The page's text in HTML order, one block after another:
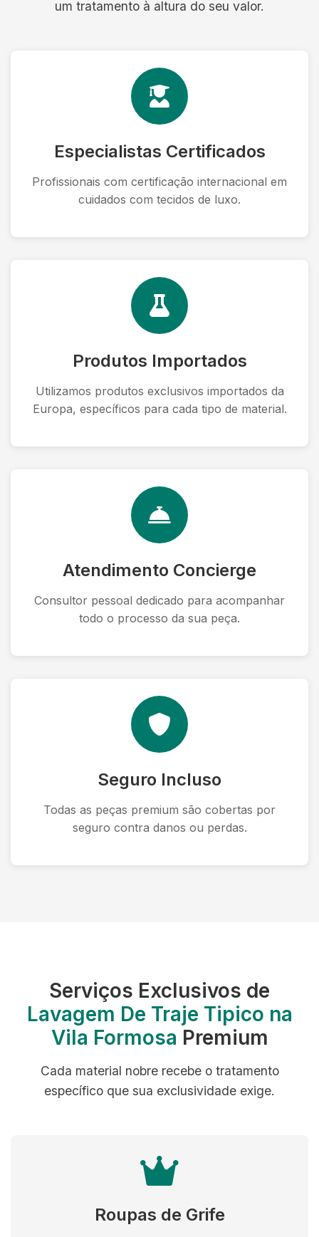
um tratamento à altura do seu valor.
Especialistas Certificados
Profissionais com certificação internacional em
cuidados com tecidos de luxo.
Produtos Importados
Utilizamos produtos exclusivos importados da
Europa, específicos para cada tipo de material.
Atendimento Concierge
Consultor pessoal dedicado para acompanhar
todo o processo da sua peça.
Seguro Incluso
Todas as peças premium são cobertas por
seguro contra danos ou perdas.
Serviços Exclusivos de
Lavagem De Traje Tipico na
Vila Formosa Premium
Cada material nobre recebe o tratamento
específico que sua exclusividade exige.
Roupas de Grife